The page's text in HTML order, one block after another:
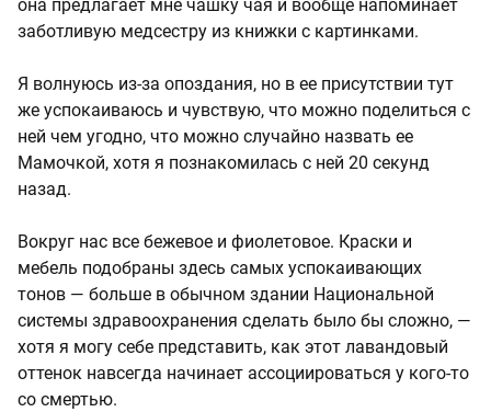
она предлагает мне чашку чая и вообще напоминает
заботливую медсестру из книжки с картинками.
Я волнуюсь из-за опоздания, но в ее присутствии тут
же успокаиваюсь и чувствую, что можно поделиться с
ней чем угодно, что можно случайно назвать ее
Мамочкой, хотя я познакомилась с ней 20 секунд
назад.
Вокруг нас все бежевое и фиолетовое. Краски и
мебель подобраны здесь самых успокаивающих
тонов — больше в обычном здании Национальной
системы здравоохранения сделать было бы сложно, —
хотя я могу себе представить, как этот лавандовый
оттенок навсегда начинает ассоциироваться у кого-то
со смертью.